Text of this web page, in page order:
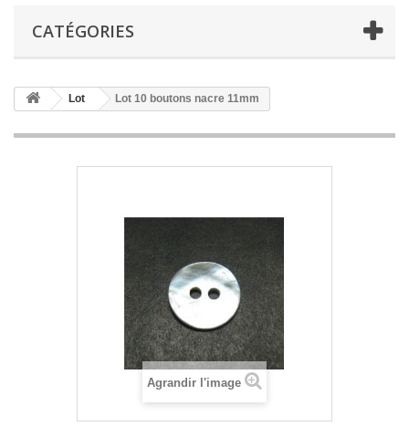
CATÉGORIES
Lot Lot 10 boutons nacre 11mm
Agrandir l'image